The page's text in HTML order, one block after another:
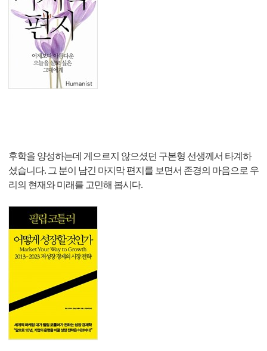
후학을 양성하는데 게으르지 않으셨던 구본형 선생께서 타계하
셨습니다. 그 분이 남긴 마지막 편지를 보면서 존경의 마음으로 우
리의 현재와 미래를 고민해 봅시다.